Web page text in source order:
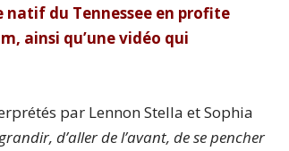
natif du Tennessee en profite
ainsi qu’une vidéo qui
par Lennon Stella et Sophia
d’aller de l’avant, de se pencher